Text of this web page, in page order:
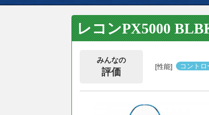
レコンPX5000
みんなの
評価 [性能] コントロ